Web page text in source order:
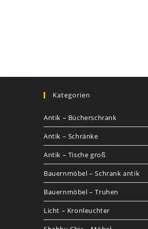
Kategorien
Antik – Bücherschrank
Antik – Schränke
Antik – Tische groß
Bauernmöbel – Schrank antik
Bauernmöbel – Truhen
Licht – Kronleuchter